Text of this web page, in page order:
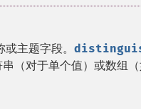
主题字段。
（对于单个值）或数组（